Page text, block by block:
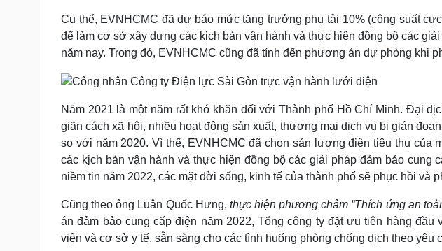
Cải chính
Cụ thể, EVNHCMC đã dự báo mức tăng trưởng phụ tải 10% (công suất
để làm cơ sở xây dựng các kịch bản vận hành và thực hiện đồng bộ các
năm nay. Trong đó, EVNHCMC cũng đã tính đến phương án dự phòng khi
Năm 2021 là một năm rất khó khăn đối với Thành phố Hồ Chí Minh. Đại
giãn cách xã hội, nhiều hoạt động sản xuất, thương mại dịch vụ bị gián
so với năm 2020. Vì thế, EVNHCMC đã chọn sản lượng điện tiêu thụ của
các kịch bản vận hành và thực hiện đồng bộ các giải pháp đảm bảo cung
niềm tin năm 2022, các mặt đời sống, kinh tế của thành phố sẽ phục hồi và
Cũng theo ông Luân Quốc Hưng, thực hiện phương châm “Thích ứng an
án đảm bảo cung cấp điện năm 2022, Tổng công ty đặt ưu tiên hàng đầu
viện và cơ sở y tế, sẵn sàng cho các tình huống phòng chống dịch theo yêu